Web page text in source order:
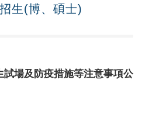
生(博、碩士)
試場及防疫措施等注意事項公